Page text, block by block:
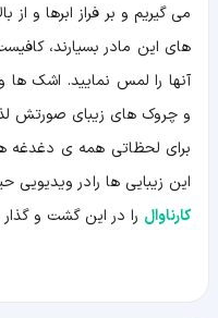
می گیریم و بر فراز ابرها و از
های این مادر بسیارند،
آنها را لمس نمایید. اشک ها
و چروک های زیبای صورتش
برای لحظاتی همه ی دغدغه
این زیبایی ها را در ویدیویی
کارناوال را در این گشت و گذار